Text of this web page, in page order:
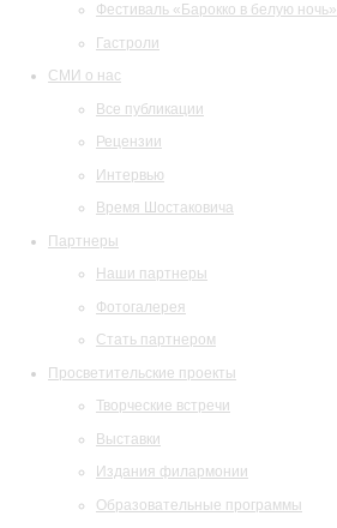
Фестиваль «Барокко в белую ночь»
Гастроли
СМИ о нас
Все публикации
Рецензии
Интервью
Время Шостаковича
Партнеры
Наши партнеры
Фотогалерея
Стать партнером
Просветительские проекты
Творческие встречи
Выставки
Издания филармонии
Образовательные программы